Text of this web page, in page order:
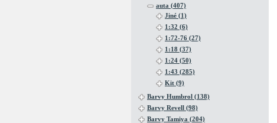
auta (407)
Jiné (1)
1:32 (6)
1:72-76 (27)
1:18 (37)
1:24 (50)
1:43 (285)
Kit (9)
Barvy Humbrol (138)
Barvy Revell (98)
Barvy Tamiya (204)